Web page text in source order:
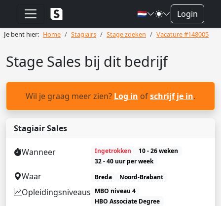
🇳🇱 Login
Je bent hier: Home Stagiairs Stage zoeken Vacature #148005
Stage Sales bij dit bedrijf
Wil je graag meer zien? Log in ofschrijf je in.
Stagiair Sales
Wanneer Ingetrokken
10 - 26 weken
32 - 40 uur per week
Waar Breda Noord-Brabant
Opleidingsniveaus MBO niveau 4
HBO Associate Degree